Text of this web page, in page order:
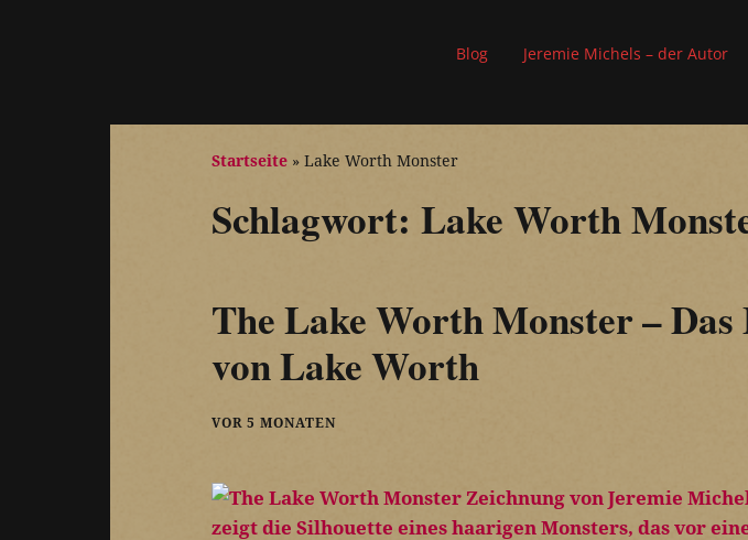
Blog Jeremie Michels – der Autor
Startseite » Lake Worth Monster
Schlagwort: Lake Worth
The Lake Worth Monster –
von Lake Worth
VOR 5 MONATEN